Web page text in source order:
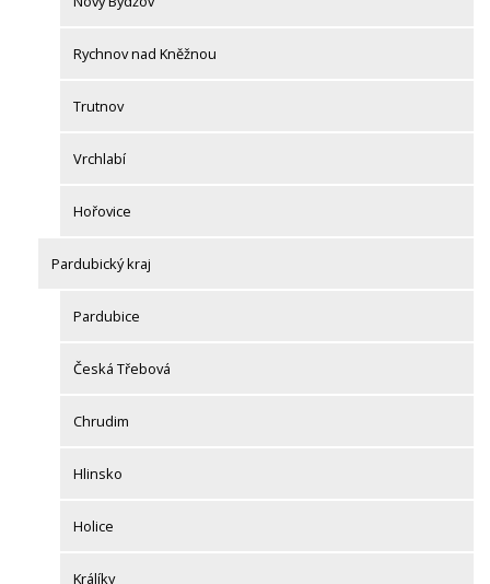
Rychnov nad Kněžnou
Trutnov
Vrchlabí
Hořovice
Pardubický kraj
Pardubice
Česká Třebová
Chrudim
Hlinsko
Holice
Králíky